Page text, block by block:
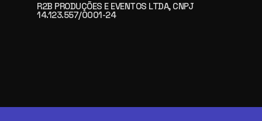
R2B PRODUÇÕES E EVENTOS LTDA, CNPJ
14.123.557/0001-24